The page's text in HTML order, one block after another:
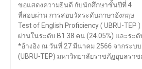
ขอแสดงความยินดี กับนักศึกษาชั้นปีที่ 4
ที่สอบผ่าน การสอบวัดระดับภาษาอังกฤษ
Test of English Proficiency ( UBRU-TEP )
ผ่านในระดับ B1 38 คน (24.05%) และระดั
*อ้างอิง ณ วันที่ 27 มีนาคม 2566 จากระบ
(UBRU-TEP) มหาวิทยาลัยราชภัฏอุบลรา